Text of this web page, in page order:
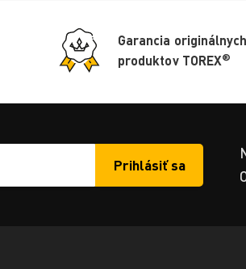
Garancia originálnych
produktov TOREX®
Prihlásiť sa